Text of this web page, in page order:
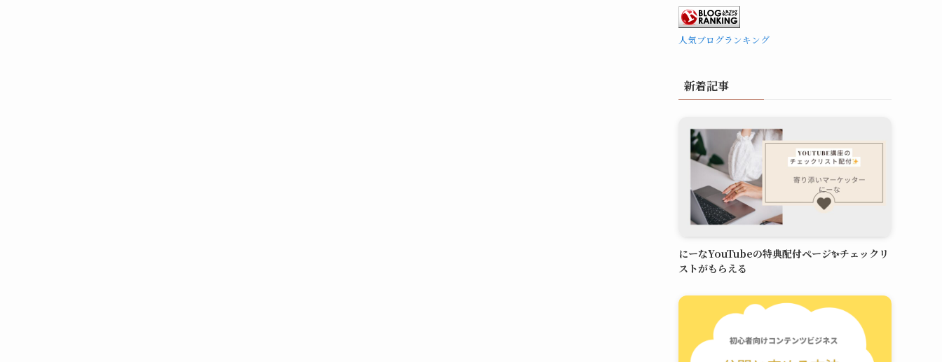
人気ブログランキング
新着記事
にーなYouTubeの特典配付ページ✨チェックリ
ストがもらえる